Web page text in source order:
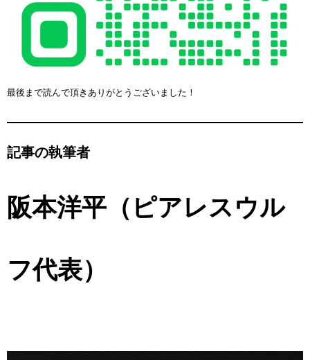
最後まで読んで頂きありがとうございました！
記事の執筆者
阪本洋平（ピアレスウル
フ代表）